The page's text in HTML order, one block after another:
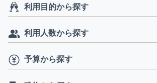
利用目的から探す
利用人数から探す
予算から探す